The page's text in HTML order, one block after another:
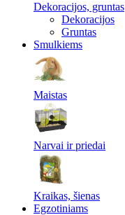
Dekoracijos, gruntas
Dekoracijos
Gruntas
Smulkiems
Maistas
Narvai ir priedai
Kraikas, šienas
Egzotiniams